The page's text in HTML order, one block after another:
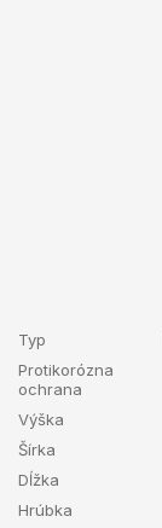
Typ
Protikorózna
ochrana
Výška
Šírka
Dĺžka
Hrúbka